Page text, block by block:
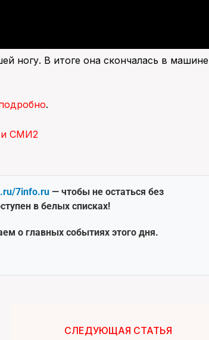
ногу. В итоге она скончалась в машине
.
СМИ2
7info.ru — чтобы не остаться без
в белых списках!
о главных событиях этого дня.
СЛЕДУЮЩАЯ СТАТЬЯ